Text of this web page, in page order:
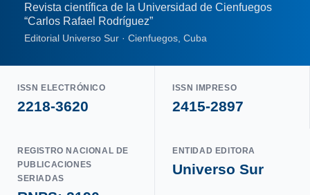
Revista científica de la Universidad de Cienfuegos
“Carlos Rafael Rodríguez”
Editorial Universo Sur · Cienfuegos, Cuba
ISSN ELECTRÓNICO
2218-3620
ISSN IMPRESO
2415-2897
REGISTRO NACIONAL DE
PUBLICACIONES
SERIADAS
ENTIDAD EDITORA
Universo Sur